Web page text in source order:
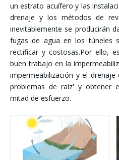
un estrato acuífero y las
drenaje y los métodos de
inevitablemente se producirán
fugas de agua en los túneles
rectificar y costosas.Por ello,
buen trabajo en la
impermeabilización y el
problemas de raíz' y obtener
mitad de esfuerzo.